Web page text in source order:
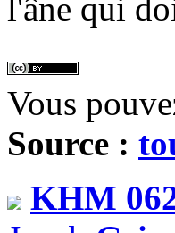
l'âne qui
Vous
Source :
KHM